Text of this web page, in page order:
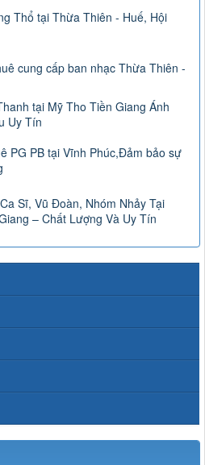
Thổ tại Thừa Thiên - Huế, Hội
cung cấp ban nhạc Thừa Thiên -
tại Mỹ Tho Tiền Giang Ánh
Uy Tín
PG PB tại Vĩnh Phúc,Đảm bảo sự
Sĩ, Vũ Đoàn, Nhóm Nhảy Tại
– Chất Lượng Và Uy Tín